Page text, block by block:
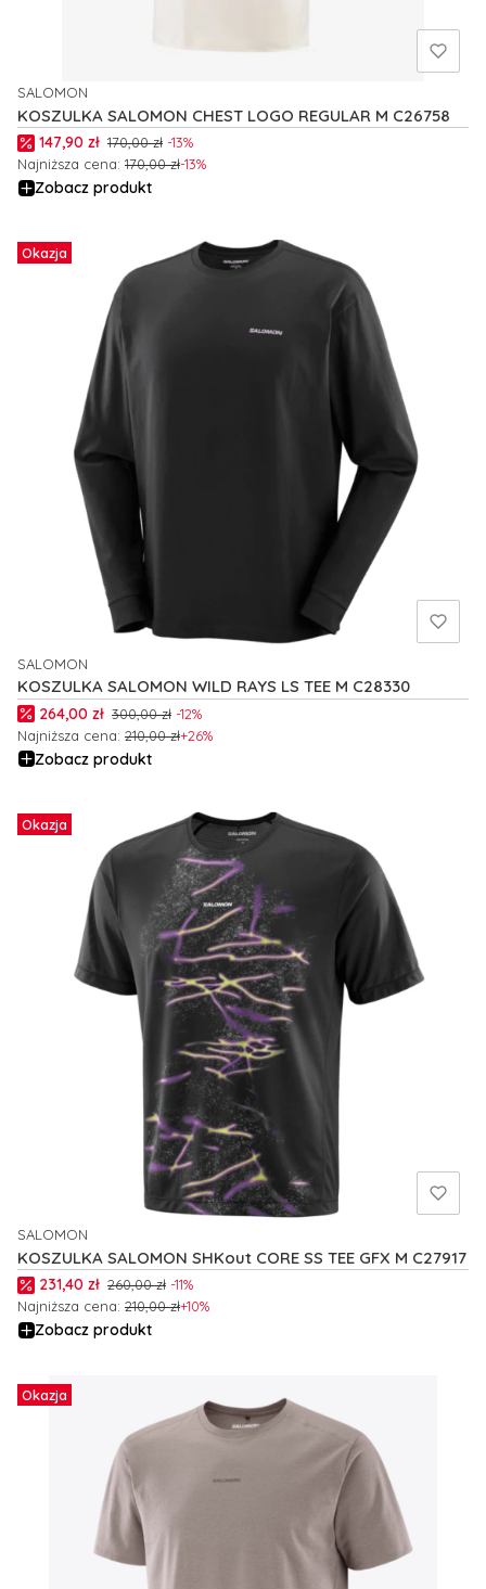
KOSZULKA SALOMON CHEST LOGO REGULAR M C26758
PRODUCENT
SALOMON
Cena promocyjna
147,90 zł 170,00 zł -13%
Najniższa cena: 170,00 zł-13%
Zobacz produkt
Okazja
KOSZULKA SALOMON WILD RAYS LS TEE M C28330
PRODUCENT
SALOMON
Cena promocyjna
264,00 zł 300,00 zł -12%
Najniższa cena: 210,00 zł+26%
Zobacz produkt
Okazja
KOSZULKA SALOMON SHKout CORE SS TEE GFX M C27917
PRODUCENT
SALOMON
Cena promocyjna
231,40 zł 260,00 zł -11%
Najniższa cena: 210,00 zł+10%
Zobacz produkt
Okazja